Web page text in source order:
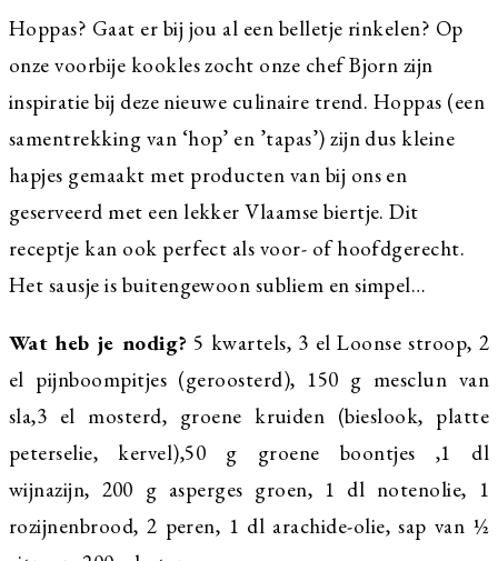
Hoppas? Gaat er bij jou al een belletje rinkelen? Op
onze voorbije kookles zocht onze chef Bjorn zijn
inspiratie bij deze nieuwe culinaire trend. Hoppas (een
samentrekking van ‘hop’ en ’tapas’) zijn dus kleine
hapjes gemaakt met producten van bij ons en
geserveerd met een lekker Vlaamse biertje. Dit
receptje kan ook perfect als voor- of hoofdgerecht.
Het sausje is buitengewoon subliem en simpel…
Wat heb je nodig? 5 kwartels, 3 el Loonse stroop, 2
el pijnboompitjes (geroosterd), 150 g mesclun van
sla,3 el mosterd, groene kruiden (bieslook, platte
peterselie, kervel),50 g groene boontjes ,1 dl
wijnazijn, 200 g asperges groen, 1 dl notenolie, 1
rozijnenbrood, 2 peren, 1 dl arachide-olie, sap van ½